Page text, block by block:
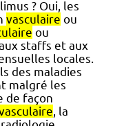
? Oui, les
vasculaire ou
ou
staffs et aux
locales.
des maladies
malgré les
de façon
, la